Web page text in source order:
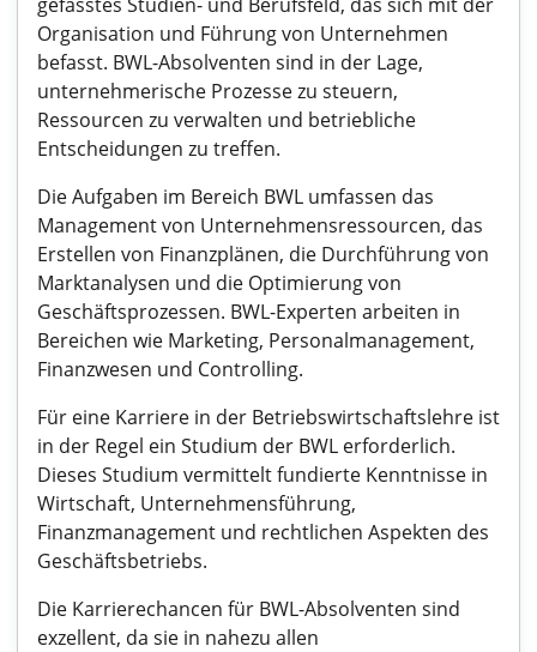
Organisation und Führung von Unternehmen
befasst. BWL-Absolventen sind in der Lage,
unternehmerische Prozesse zu steuern,
Ressourcen zu verwalten und betriebliche
Entscheidungen zu treffen.
Die Aufgaben im Bereich BWL umfassen das
Management von Unternehmensressourcen, das
Erstellen von Finanzplänen, die Durchführung von
Marktanalysen und die Optimierung von
Geschäftsprozessen. BWL-Experten arbeiten in
Bereichen wie Marketing, Personalmanagement,
Finanzwesen und Controlling.
Für eine Karriere in der Betriebswirtschaftslehre ist
in der Regel ein Studium der BWL erforderlich.
Dieses Studium vermittelt fundierte Kenntnisse in
Wirtschaft, Unternehmensführung,
Finanzmanagement und rechtlichen Aspekten des
Geschäftsbetriebs.
Die Karrierechancen für BWL-Absolventen sind
exzellent, da sie in nahezu allen